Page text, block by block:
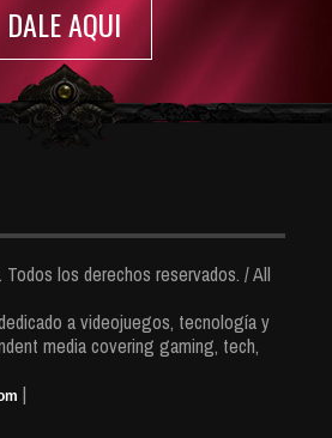
DALE AQUI
. Todos los derechos reservados. / All
a videojuegos, tecnología y
media covering gaming, tech,
|